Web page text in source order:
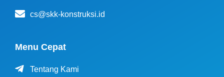
cs@skk-konstruksi.id
Menu Cepat
Tentang Kami